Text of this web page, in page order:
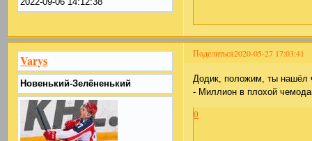
Поделиться2020-05-27 17:03:41
Varys
Новенький-Зелёненький
Додик, положим, ты нашёл
- Миллион в плохой
0